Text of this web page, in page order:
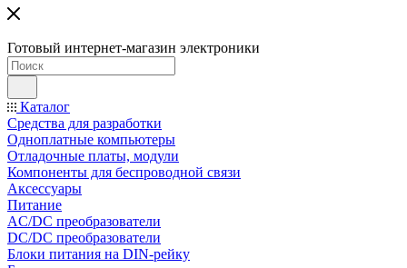
Готовый интернет-магазин электроники
Каталог
Средства для разработки
Одноплатные компьютеры
Отладочные платы, модули
Компоненты для беспроводной связи
Аксессуары
Питание
AC/DC преобразователи
DC/DC преобразователи
Блоки питания на DIN-рейку